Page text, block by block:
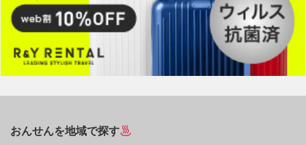
おんせんを地域で探す